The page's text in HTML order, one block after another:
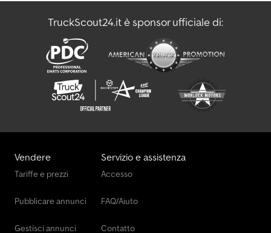
TruckScout24.it è sponsor ufficiale di:
Vendere
Tariffe e prezzi
Pubblicare annunci
Gestisci annunci
Servizio e assistenza
Accesso
FAQ/Aiuto
Contatto